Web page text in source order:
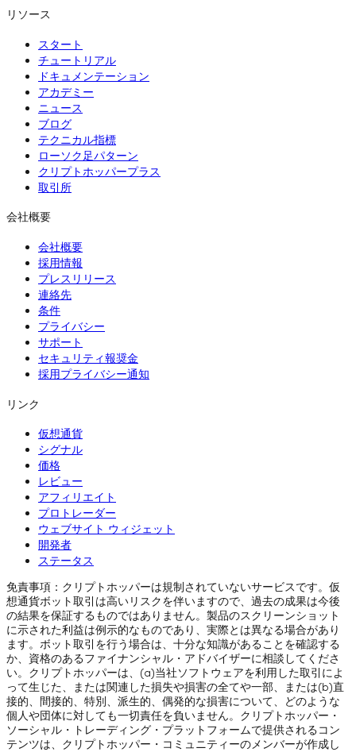
リソース
スタート
チュートリアル
ドキュメンテーション
アカデミー
ニュース
ブログ
テクニカル指標
ローソク足パターン
クリプトホッパープラス
取引所
会社概要
会社概要
採用情報
プレスリリース
連絡先
条件
プライバシー
サポート
セキュリティ報奨金
採用プライバシー通知
リンク
仮想通貨
シグナル
価格
レビュー
アフィリエイト
プロトレーダー
ウェブサイト ウィジェット
開発者
ステータス
免責事項：クリプトホッパーは規制されていないサービスです。仮
想通貨ボット取引は高いリスクを伴いますので、過去の成果は今後
の結果を保証するものではありません。製品のスクリーンショット
に示された利益は例示的なものであり、実際とは異なる場合があり
ます。ボット取引を行う場合は、十分な知識があることを確認する
か、資格のあるファイナンシャル・アドバイザーに相談してくださ
い。クリプトホッパーは、(a)当社ソフトウェアを利用した取引によ
って生じた、または関連した損失や損害の全てや一部、または(b)直
接的、間接的、特別、派生的、偶発的な損害について、どのような
個人や団体に対しても一切責任を負いません。クリプトホッパー・
ソーシャル・トレーディング・プラットフォームで提供されるコン
テンツは、クリプトホッパー・コミュニティーのメンバーが作成し